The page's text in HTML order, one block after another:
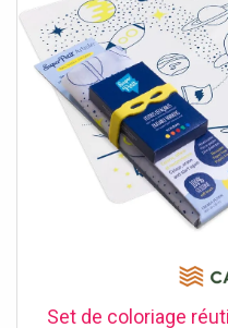
Set de coloriage